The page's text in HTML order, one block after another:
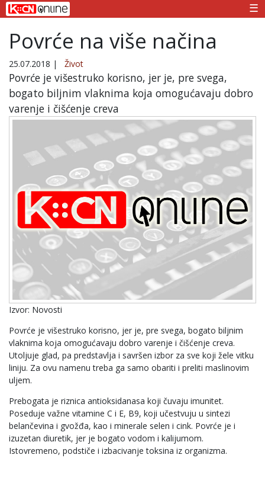
☰
Povrće na više načina
25.07.2018 | Život
Povrće je višestruko korisno, jer je, pre svega,
bogato biljnim vlaknima koja omogućavaju dobro
varenje i čišćenje creva
Izvor: Novosti
Povrće je višestruko korisno, jer je, pre svega, bogato biljnim
vlaknima koja omogućavaju dobro varenje i čišćenje creva.
Utoljuje glad, pa predstavlja i savršen izbor za sve koji žele vitku
liniju. Za ovu namenu treba ga samo obariti i preliti maslinovim
uljem.
Prebogata je riznica antioksidanasa koji čuvaju imunitet.
Poseduje važne vitamine C i E, B9, koji učestvuju u sintezi
belančevina i gvožđa, kao i minerale selen i cink. Povrće je i
izuzetan diuretik, jer je bogato vodom i kalijumom.
Istovremeno, podstiče i izbacivanje toksina iz organizma.